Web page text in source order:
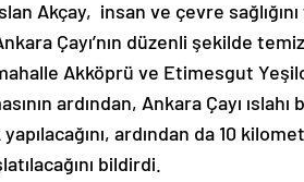
Akçay, insan ve çevre
Çayı’nın düzenli şekilde
Akköprü ve Etimesgut
ardından, Ankara Çayı
ardından da 10
bildirdi.